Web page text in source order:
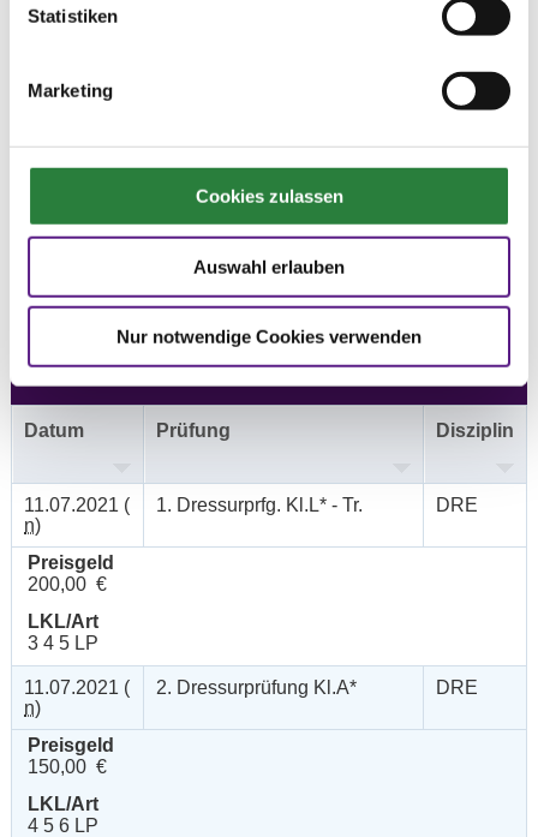
Statistiken
Marketing
Cookies zulassen
Auswahl erlauben
Nur notwendige Cookies verwenden
So. vorm.: 3,4,5; nachm.: 1,2
Zu den Ergebnissen auf www.fn-erfolgsdaten.de
Datum Prüfung Disziplin
11.07.2021 (
n)
1. Dressurprfg. Kl.L* - Tr. DRE
Preisgeld
200,00 €
LKL/Art
3 4 5 LP
11.07.2021 (
n)
2. Dressurprüfung Kl.A* DRE
Preisgeld
150,00 €
LKL/Art
4 5 6 LP